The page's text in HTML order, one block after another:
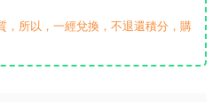
，所以，一經兌換，不退還積分，購